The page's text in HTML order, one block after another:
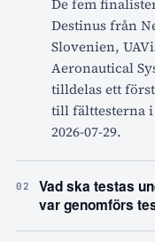
De fem
Destinus från
Slovenien,
Aeronautical
tilldelas ett
till fälttesterna i
2026-07-29.
02
Vad ska testas
var genomförs